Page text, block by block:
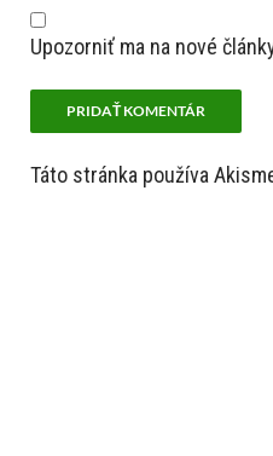
Upozorniť ma na nové
Táto stránka používa